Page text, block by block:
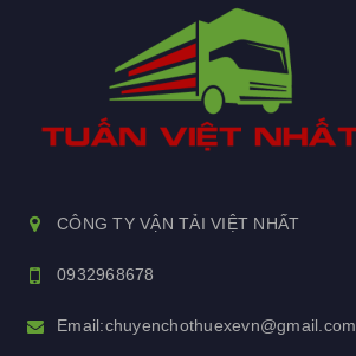
CÔNG TY VẬN TẢI VIỆT NHẤT
0932968678
Email:chuyenchothuexevn@gmail.com